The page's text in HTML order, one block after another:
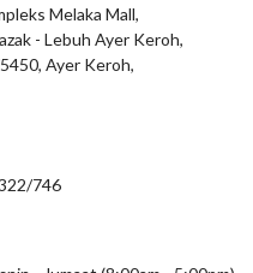
Melaka Mall,
- Lebuh Ayer Keroh,
Ayer Keroh,
746